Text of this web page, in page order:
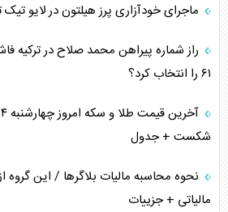
ماجرای خودآزاری پرز هیلتون در لایو
راز شماره پیراهن محمد صلاح در ترکیه
۶۱ را انتخاب کرد؟
شکست + جدول
نحوه محاسبه مالیات بلاگر‌ها / این گروه
مالیاتی + جزییات